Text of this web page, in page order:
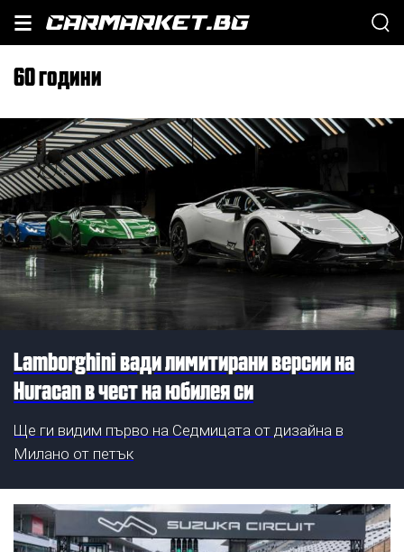
60 години
Lamborghini вади лимитирани версии на
Huracan в чест на юбилея си
Ще ги видим първо на Седмицата от дизайна в
Милано от петък